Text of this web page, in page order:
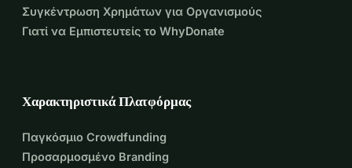
Συγκέντρωση Χρημάτων για Οργανισμούς
Γιατί να Εμπιστευτείς το WhyDonate
Χαρακτηριστικά Πλατφόρμας
Παγκόσμιο Crowdfunding
Προσαρμοσμένο Branding